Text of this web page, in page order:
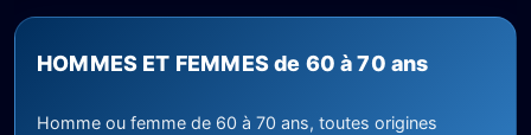
HOMMES ET FEMMES de 60 à 70 ans
Homme ou femme de 60 à 70 ans, toutes origines